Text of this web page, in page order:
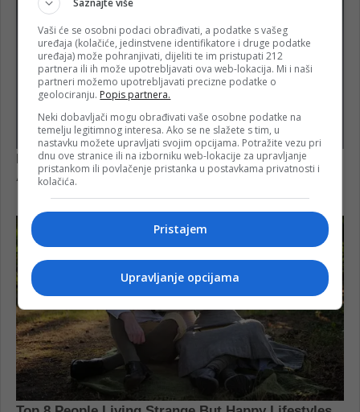
Vaši će se osobni podaci obrađivati, a podatke s vašeg
uređaja (kolačiće, jedinstvene identifikatore i druge podatke
uređaja) može pohranjivati, dijeliti te im pristupati 212
partnera ili ih može upotrebljavati ova web-lokacija. Mi i naši
partneri možemo upotrebljavati precizne podatke o
geolociranju. Popis partnera.
Neki dobavljači mogu obrađivati vaše osobne podatke na
temelju legitimnog interesa. Ako se ne slažete s tim, u
nastavku možete upravljati svojim opcijama. Potražite vezu pri
dnu ove stranice ili na izborniku web-lokacije za upravljanje
pristankom ili povlačenje pristanka u postavkama privatnosti i
kolačića.
Pristajem
Upravljanje opcijama